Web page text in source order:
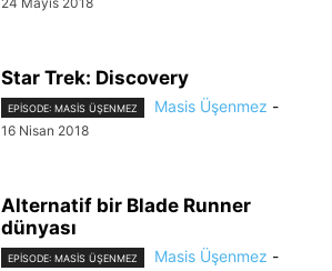
Star Trek: Discovery
EPISODE: MASIS ÜŞENMEZ Masis Üşenmez -
16 Nisan 2018
Alternatif bir Blade Runner
dünyası
EPISODE: MASIS ÜŞENMEZ Masis Üşenmez -